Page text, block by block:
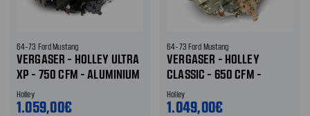
64-73 Ford Mustang
VERGASER - HOLLEY ULTRA
XP - 750 CFM - ALUMINIUM
- MANUELLER CHOKE -
SCHWARZ
Holley
1.059,00€
64-73 Ford Mustang
VERGASER - HOLLEY
CLASSIC - 650 CFM -
ELEKTRISCHER CHOKE -
UNBEHANDELT
Holley
1.049,00€